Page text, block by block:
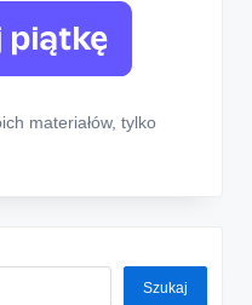
materiałów, tylko
Szukaj